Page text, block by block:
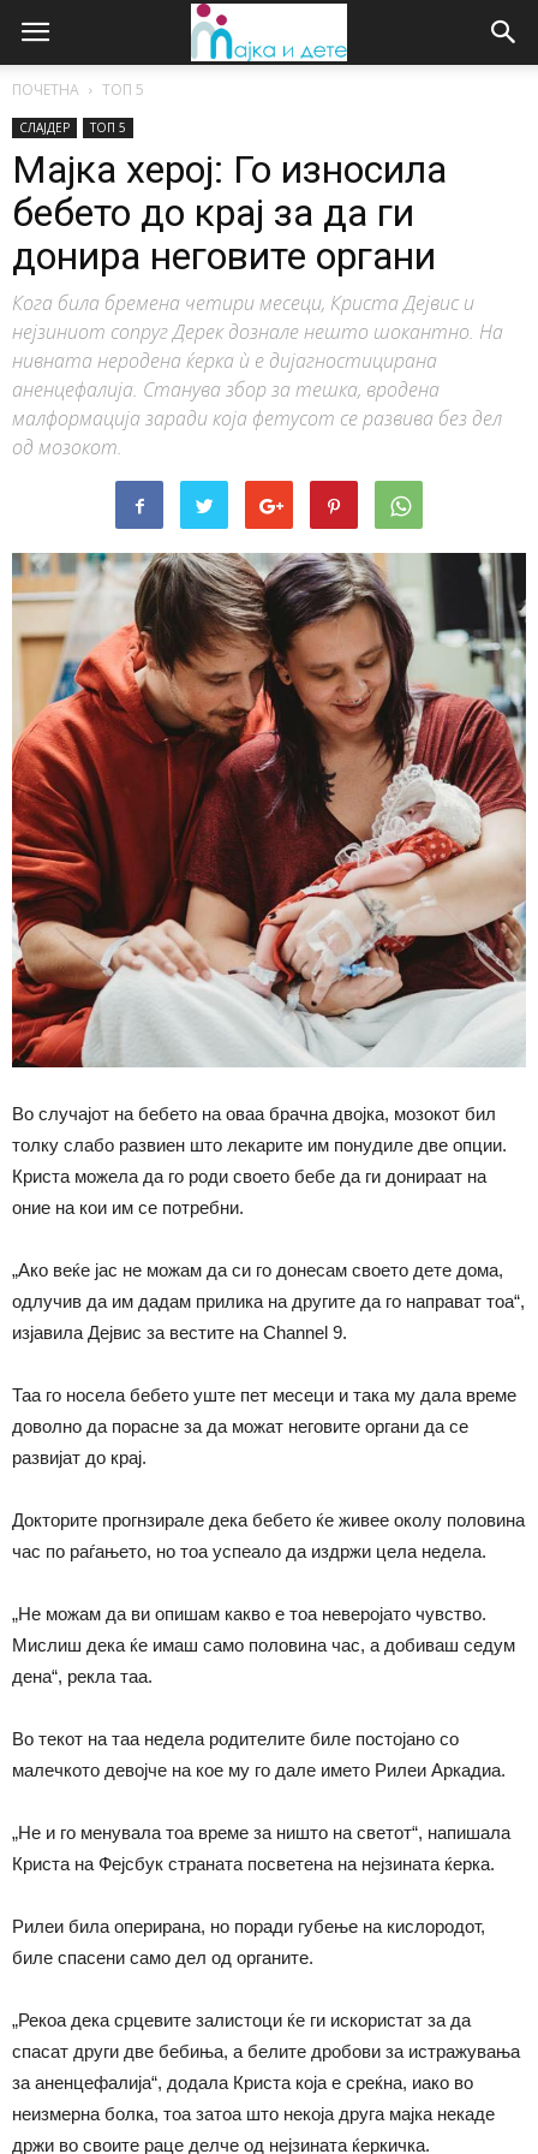
ПОЧЕТНА ТОП 5
СЛАЈДЕР ТОП 5
Мајка херој: Го износила
бебето до крај за да ги
донира неговите органи
Кога била бремена четири месеци, Криста Дејвис и
нејзиниот сопруг Дерек дознале нешто шокантно. На
нивната неродена ќерка ѝ е дијагностицирана
аненцефалија. Станува збор за тешка, вродена
малформација заради која фетусот се развива без дел
од мозокот.
Во случајот на бебето на оваа брачна двојка, мозокот бил
толку слабо развиен што лекарите им понудиле две опции.
Криста можела да го роди своето бебе да ги донираат на
оние на кои им се потребни.
„Ако веќе јас не можам да си го донесам своето дете дома,
одлучив да им дадам прилика на другите да го направат тоа“,
изјавила Дејвис за вестите на Channel 9.
Таа го носела бебето уште пет месеци и така му дала време
доволно да порасне за да можат неговите органи да се
развијат до крај.
Докторите прогнзирале дека бебето ќе живее околу половина
час по раѓањето, но тоа успеало да издржи цела недела.
„Не можам да ви опишам какво е тоа неверојато чувство.
Мислиш дека ќе имаш само половина час, а добиваш седум
дена“, рекла таа.
Во текот на таа недела родителите биле постојано со
малечкото девојче на кое му го дале името Рилеи Аркадиа.
„Не и го менувала тоа време за ништо на светот“, напишала
Криста на Фејсбук страната посветена на нејзината ќерка.
Рилеи била оперирана, но поради губење на кислородот,
биле спасени само дел од органите.
„Рекоа дека срцевите залистоци ќе ги искористат за да
спасат други две бебиња, а белите дробови за истражувања
за аненцефалија“, додала Криста која е среќна, иако во
неизмерна болка, тоа затоа што некоја друга мајка некаде
држи во своите раце делче од нејзината ќеркичка.